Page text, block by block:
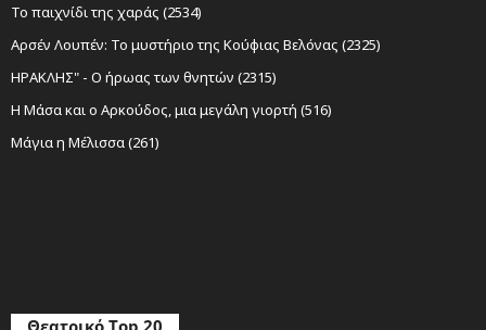
Το παιχνίδι της χαράς (2534)
Αρσέν Λουπέν: Το μυστήριο της Κούφιας Βελόνας (2325)
ΗΡΑΚΛΗΣ" - Ο ήρωας των θνητών (2315)
Η Μάσα και ο Αρκούδος, μια μεγάλη γιορτή (516)
Μάγια η Μέλισσα (261)
Θεατρικό Top 20